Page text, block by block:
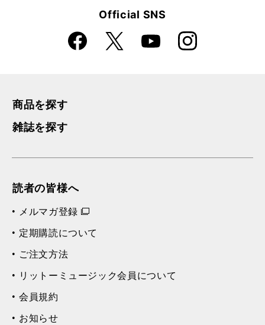
Official SNS
Faceboo
k
X YouTube Instagra
m
商品を探す
雑誌を探す
読者の皆様へ
メルマガ登録
定期購読について
ご注文方法
リットーミュージック会員について
会員規約
お知らせ